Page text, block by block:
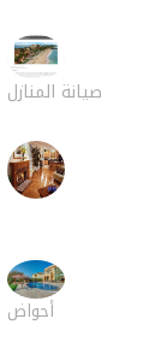
صيانة المنازل
أحواض